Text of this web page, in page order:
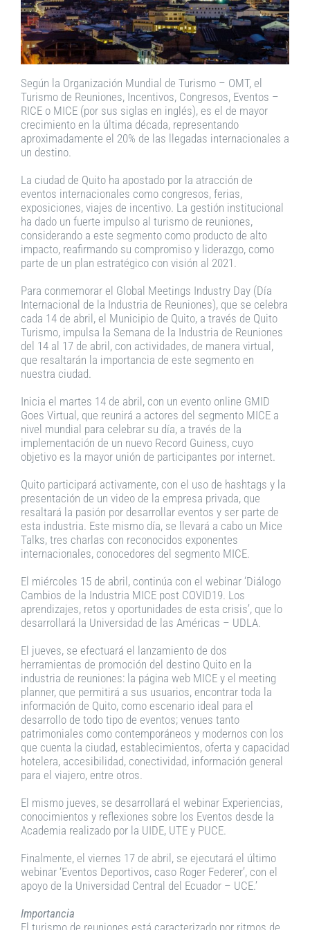
Según la Organización Mundial de Turismo – OMT, el
Turismo de Reuniones, Incentivos, Congresos, Eventos –
RICE o MICE (por sus siglas en inglés), es el de mayor
crecimiento en la última década, representando
aproximadamente el 20% de las llegadas internacionales a
un destino.
La ciudad de Quito ha apostado por la atracción de
eventos internacionales como congresos, ferias,
exposiciones, viajes de incentivo. La gestión institucional
ha dado un fuerte impulso al turismo de reuniones,
considerando a este segmento como producto de alto
impacto, reafirmando su compromiso y liderazgo, como
parte de un plan estratégico con visión al 2021.
Para conmemorar el Global Meetings Industry Day (Día
Internacional de la Industria de Reuniones), que se celebra
cada 14 de abril, el Municipio de Quito, a través de Quito
Turismo, impulsa la Semana de la Industria de Reuniones
del 14 al 17 de abril, con actividades, de manera virtual,
que resaltarán la importancia de este segmento en
nuestra ciudad.
Inicia el martes 14 de abril, con un evento online GMID
Goes Virtual, que reunirá a actores del segmento MICE a
nivel mundial para celebrar su día, a través de la
implementación de un nuevo Record Guiness, cuyo
objetivo es la mayor unión de participantes por internet.
Quito participará activamente, con el uso de hashtags y la
presentación de un video de la empresa privada, que
resaltará la pasión por desarrollar eventos y ser parte de
esta industria. Este mismo día, se llevará a cabo un Mice
Talks, tres charlas con reconocidos exponentes
internacionales, conocedores del segmento MICE.
El miércoles 15 de abril, continúa con el webinar ‘Diálogo
Cambios de la Industria MICE post COVID19. Los
aprendizajes, retos y oportunidades de esta crisis’, que lo
desarrollará la Universidad de las Américas – UDLA.
El jueves, se efectuará el lanzamiento de dos
herramientas de promoción del destino Quito en la
industria de reuniones: la página web MICE y el meeting
planner, que permitirá a sus usuarios, encontrar toda la
información de Quito, como escenario ideal para el
desarrollo de todo tipo de eventos; venues tanto
patrimoniales como contemporáneos y modernos con los
que cuenta la ciudad, establecimientos, oferta y capacidad
hotelera, accesibilidad, conectividad, información general
para el viajero, entre otros.
El mismo jueves, se desarrollará el webinar Experiencias,
conocimientos y reflexiones sobre los Eventos desde la
Academia realizado por la UIDE, UTE y PUCE.
Finalmente, el viernes 17 de abril, se ejecutará el último
webinar ‘Eventos Deportivos, caso Roger Federer’, con el
apoyo de la Universidad Central del Ecuador – UCE.’
Importancia